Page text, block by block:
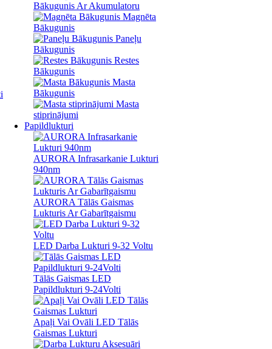
Bākugunis Ar Akumulatoru
Magnēta
Bākugunis
Paneļu
Bākugunis
Restes
Bākugunis
Masta
Bākugunis
Masta
stiprinājumi
Papildlukturi
AURORA Infrasarkanie Lukturi
940nm
AURORA Tālās Gaismas
Lukturis Ar Gabarītgaismu
LED Darba Lukturi 9-32 Voltu
Tālās Gaismas LED
Papildlukturi 9-24Volti
Apaļi Vai Ovāli LED Tālās
Gaismas Lukturi